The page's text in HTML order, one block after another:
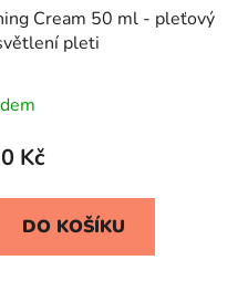
Cream 50 ml - pleťový
pleti
Kč
DO KOŠÍKU